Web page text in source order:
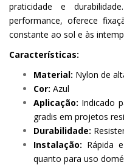
praticidade e
performance, oferece
constante ao sol e às
Características:
Material: Nylon de
Cor: Azul
Aplicação: Indicado
gradis em projetos
Durabilidade:
Instalação: Rápida
quanto para uso